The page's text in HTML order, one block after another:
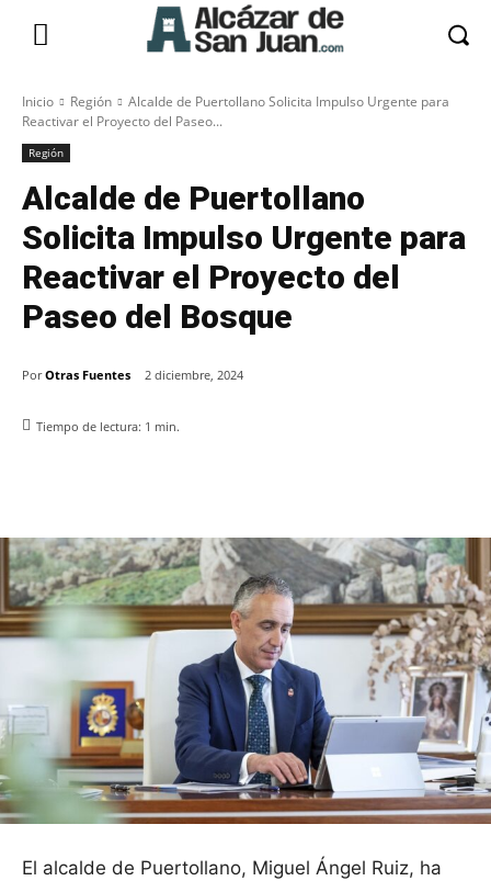
Inicio Región
Alcalde de Puertollano Solicita Impulso Urgente para
Reactivar el Proyecto del Paseo...
Región
Alcalde de Puertollano
Solicita Impulso Urgente para
Reactivar el Proyecto del
Paseo del Bosque
Por Otras Fuentes 2 diciembre, 2024
Tiempo de lectura: 1 min.
El alcalde de Puertollano, Miguel Ángel Ruiz, ha